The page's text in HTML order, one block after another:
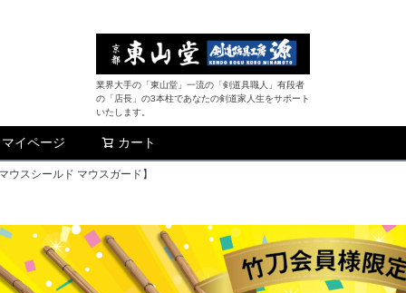
業界大手の「東山堂」一流の「剣道具職人」有段者
の「店長」の3本柱であなたの剣道家人生をサポート
いたします。
マイページ カート
スシールド マウスガード】